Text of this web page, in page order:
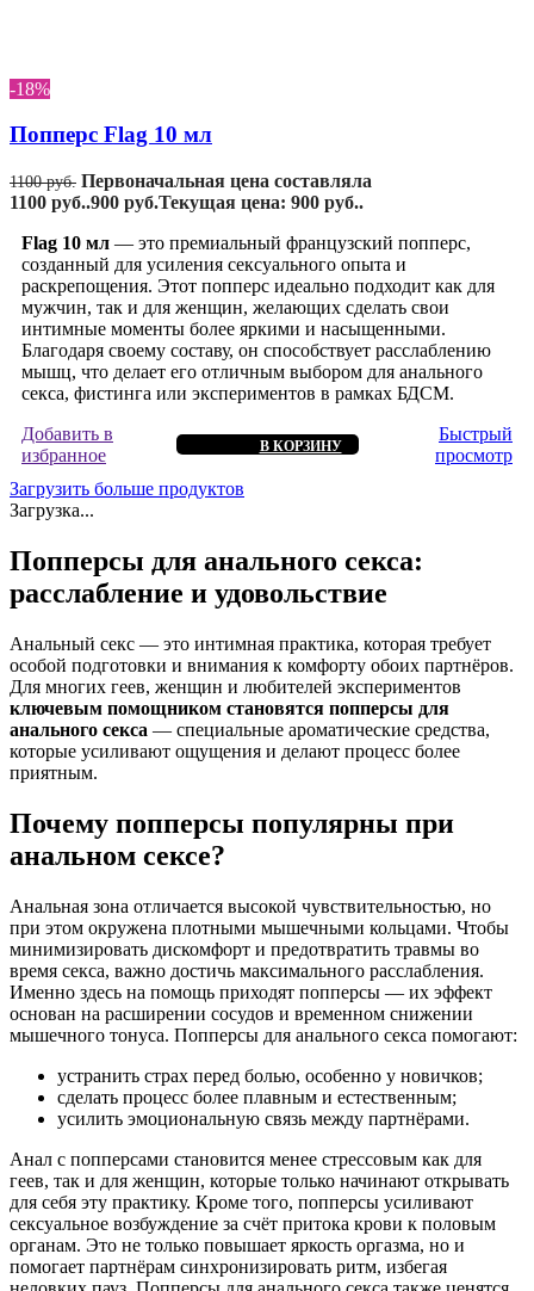
-18%
Попперс Flag 10 мл
1100руб. Первоначальная цена составляла
1100 руб..900 руб.Текущая цена: 900 руб..
Flag 10 мл — это премиальный французский попперс,
созданный для усиления сексуального опыта и
раскрепощения. Этот попперс идеально подходит как для
мужчин, так и для женщин, желающих сделать свои
интимные моменты более яркими и насыщенными.
Благодаря своему составу, он способствует расслаблению
мышц, что делает его отличным выбором для анального
секса, фистинга или экспериментов в рамках БДСМ.
Добавить в
избранное
В КОРЗИНУ
Быстрый
просмотр
Загрузить больше продуктов
Загрузка...
Попперсы для анального секса:
расслабление и удовольствие
Анальный секс — это интимная практика, которая требует
особой подготовки и внимания к комфорту обоих партнёров.
Для многих геев, женщин и любителей экспериментов
ключевым помощником становятся попперсы для
анального секса — специальные ароматические средства,
которые усиливают ощущения и делают процесс более
приятным.
Почему попперсы популярны при
анальном сексе?
Анальная зона отличается высокой чувствительностью, но
при этом окружена плотными мышечными кольцами. Чтобы
минимизировать дискомфорт и предотвратить травмы во
время секса, важно достичь максимального расслабления.
Именно здесь на помощь приходят попперсы — их эффект
основан на расширении сосудов и временном снижении
мышечного тонуса. Попперсы для анального секса помогают:
устранить страх перед болью, особенно у новичков;
сделать процесс более плавным и естественным;
усилить эмоциональную связь между партнёрами.
Анал с попперсами становится менее стрессовым как для
геев, так и для женщин, которые только начинают открывать
для себя эту практику. Кроме того, попперсы усиливают
сексуальное возбуждение за счёт притока крови к половым
органам. Это не только повышает яркость оргазма, но и
помогает партнёрам синхронизировать ритм, избегая